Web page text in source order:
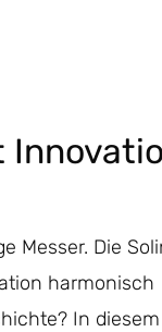
Messer. Die
harmonisch
In